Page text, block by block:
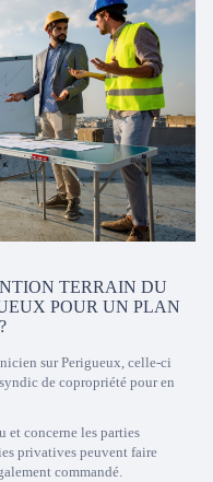
TERRAIN DU
POUR UN PLAN
sur Perigueux, celle-ci
de copropriété pour en
et concerne les parties
privatives peuvent faire
commandé.